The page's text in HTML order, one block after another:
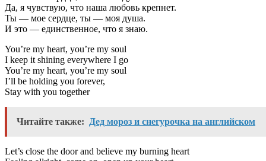
Да, я чувствую, что наша любовь крепнет.
Ты — мое сердце, ты — моя душа.
И это — единственное, что я знаю.
You’re my heart, you’re my soul
I keep it shining everywhere I go
You’re my heart, you’re my soul
I’ll be holding you forever,
Stay with you together
Читайте также: Дед мороз и снегурочка на английском
Let’s close the door and believe my burning heart